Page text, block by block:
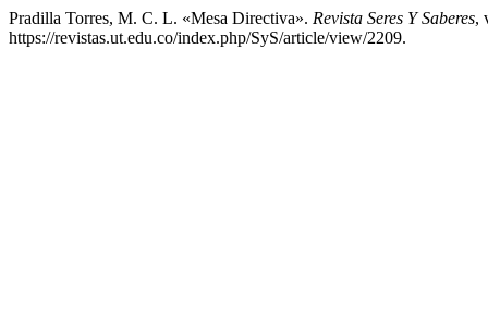
Pradilla Torres, M. C. L. «Mesa Directiva». Revista Seres Y Saberes,
https://revistas.ut.edu.co/index.php/SyS/article/view/2209.